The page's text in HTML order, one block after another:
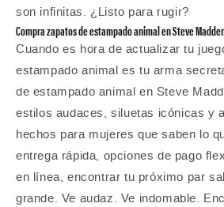
son infinitas. ¿Listo para rugir?
Compra zapatos de estampado animal en Steve
Cuando es hora de actualizar tu
estampado animal es tu arma
de estampado animal en Steve
estilos audaces, siluetas icónicas y
hechos para mujeres que saben lo
entrega rápida, opciones de pago
en línea, encontrar tu próximo par
grande. Ve audaz. Ve indomable.